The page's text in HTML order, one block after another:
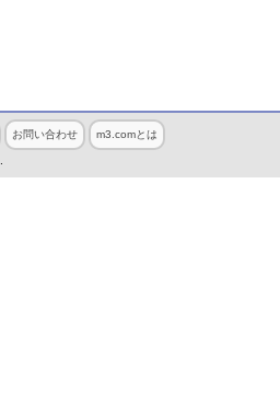
お問い合わせ m3.comとは